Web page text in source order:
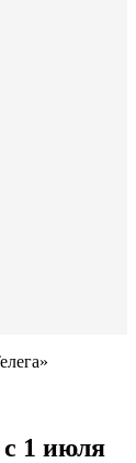
с 1 июля